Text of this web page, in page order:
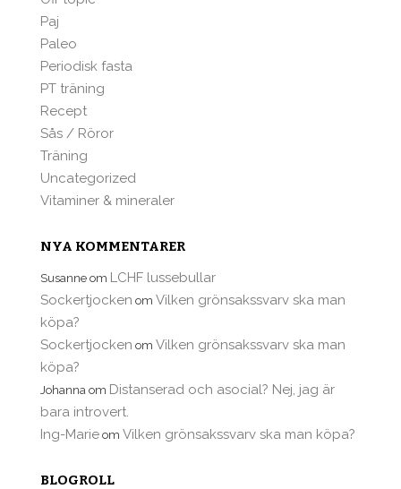
Paj
Paleo
Periodisk fasta
PT träning
Recept
Sås / Röror
Träning
Uncategorized
Vitaminer & mineraler
NYA KOMMENTARER
Susanne om LCHF lussebullar
Sockertjocken om Vilken grönsakssvarv ska man
köpa?
Sockertjocken om Vilken grönsakssvarv ska man
köpa?
Johanna om Distanserad och asocial? Nej, jag är
bara introvert.
Ing-Marie om Vilken grönsakssvarv ska man köpa?
BLOGROLL